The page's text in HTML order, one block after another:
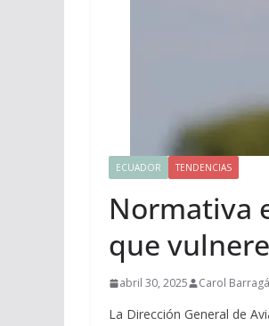
ECUADOR TENDENCIAS
Normativa
que
abril 30, 2025 Carol
La Dirección General de